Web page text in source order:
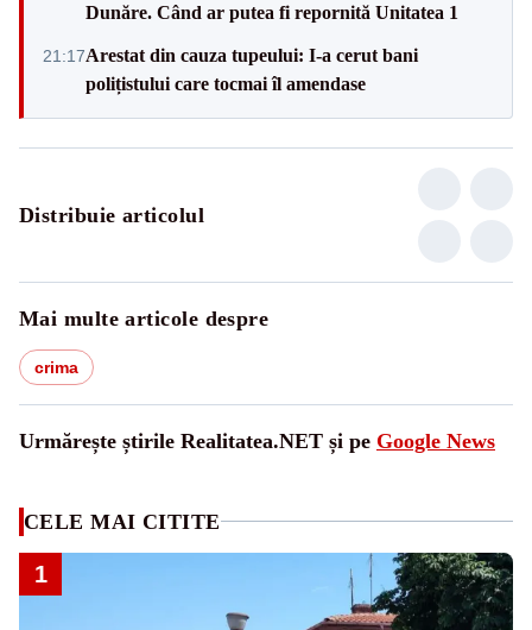
Dunăre. Când ar putea fi repornită Unitatea 1
21:17Arestat din cauza tupeului: I-a cerut bani
polițistului care tocmai îl amendase
Distribuie articolul
Mai multe articole despre
crima
Urmărește știrile Realitatea.NET și pe Google News
CELE MAI CITITE
1